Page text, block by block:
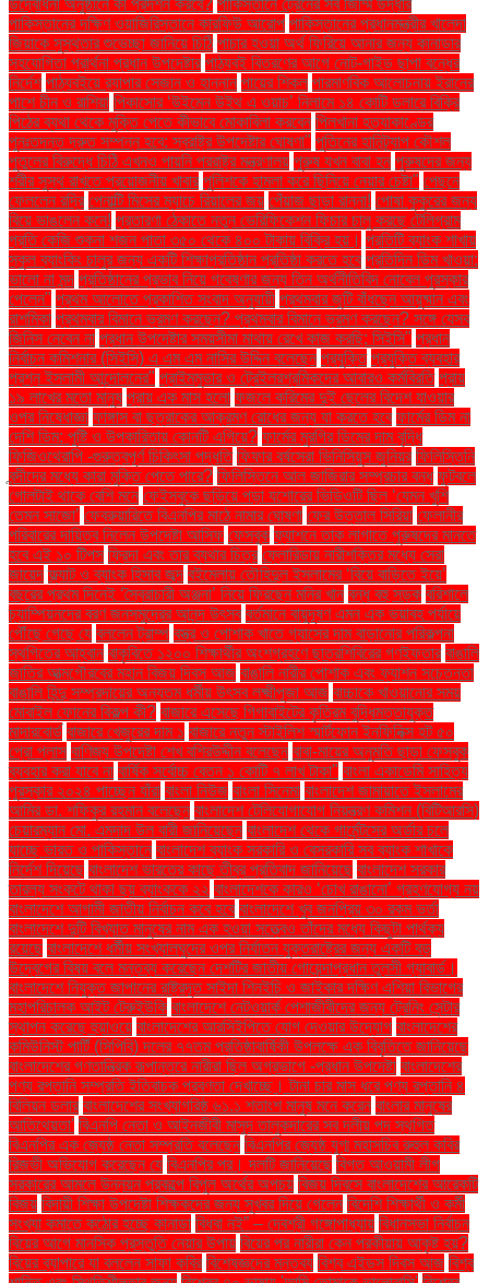
উদ্বোধনী অনুষ্ঠানে কী প্রদর্শন করবে? পাকিস্তানে ট্রেনের সব জিম্মি উদ্ধার
পাকিস্তানের দক্ষিণ ওয়াজিরিস্তানে কারফিউ আরোপ পাকিস্তানের প্রধানমন্ত্রীর খালেদা
জিয়াকে সুস্থতার শুভেচ্ছা জানিয়ে চিঠি পাচার হওয়া অর্থ ফিরিয়ে আনার জন্য কানাডার
সহযোগিতা প্রার্থনা প্রধান উপদেষ্টার পাঠ্যবই বিতরণের আগে নোট-গাইড ছাপা বন্ধের
নির্দেশ পাঠ্যবইয়ে র‍্যাপার সেজান ও হান্নান পায়ের শিকল পারমাণবিক আলোচনায় ইরানের
পাশে চীন ও রাশিয়া পিকাসোর ‘উইমেন উইথ এ ওয়াচ’ নিলামে ১৪ কোটি ডলারে বিক্রি
পিঠের ব্যথা থেকে মুক্তি পেতে কীভাবে মোকাবিলা করবেন পিলখানা হত্যাকাণ্ডের
পুনঃতদন্ত দ্রুত সম্পন্ন হবে: স্বরাষ্ট্র উপদেষ্টার ঘোষণা" পুতিনের হানিট্র্যাপ কৌশল
পুতুলের বিরুদ্ধে চিঠি এখনও পায়নি পররাষ্ট্র মন্ত্রণালয় পুরুষ যখন বাবা হন পুরুষদের জন্য
শরীর সুস্থ রাখতে প্রয়োজনীয় খাবার পুলিশকে হামলা করে ছিনিয়ে নেয়ার চেষ্টা" পেছনে
ফেললেন রদ্রি পেনাল্টি মিসের ম্যাচে রিয়ালের জয় পেঁয়াজ ছাড়া রান্না! পোষা কুকুরের জন্য
বিয়ে ভাঙলেন কনে! প্রতারণা ঠেকাতে নতুন ভেরিফিকেশন ফিচার চালু করছে টেলিগ্রাম
প্রতি কেজি শুকনা শজন পাতা ৩৫০ থেকে ৪০০ টাকায় বিক্রি হয়। প্রতিটি ব্যাংক শাখায়
স্কুল ব্যাংকিং চালুর জন্য একটি শিক্ষাপ্রতিষ্ঠান প্রতিষ্ঠা করতে হবে প্রতিদিন ডিম খাওয়া:
ভালো না মন্দ প্রতিষ্ঠানের প্রভাব নিয়ে গবেষণার জন্য তিন অর্থনীতিবিদ নোবেল পুরস্কার
পেলেন" প্রথম আলোতে প্রকাশিত সংবাদ অনুযায়ী প্রথমবার জুটি বাঁধছেন আয়ুষ্মান এবং
রাশমিকা প্রথমবার বিমানে ভ্রমণ করছেন? প্রথমবার বিমানে ভ্রমণ করছেন? সঙ্গে যেসব
জিনিস নেবেন না প্রধান উপদেষ্টার সময়সীমা মাথায় রেখে কাজ করছি: সিইসি" প্রধান
নির্বাচন কমিশনার (সিইসি) এ এম এম নাসির উদ্দিন বলেছেন প্রযুক্তি প্রযুক্তি ব্যবহার
প্রশ্ন ইসলামী আন্দোলনের" প্রাইমমুভার ও ট্রেইলরশ্রমিকদের আবারও কর্মবিরতি প্রায়
১৯ লাখের মতো মানুষ প্রায় এক মাস হলো ফজলে করিমের দুই ছেলের বিদেশ যাওয়ার
ওপর নিষেধাজ্ঞা ফাঙ্গাস বা ছত্রাকের আক্রমণ রোধের জন্য যা করতে হবে ফার্মের ডিম না
দেশি ডিম: পুষ্টি ও উপকারিতায় কোনটি এগিয়ে? ফার্মের মুরগির ডিমের দাম বৃদ্ধি
ফিজিওথেরাপি -গুরুত্বপূর্ণ চিকিৎসা পদ্ধতি ফিফার বর্ষসেরা ভিনিসিয়ুস জুনিয়র ফিলিস্তিনি
বন্দীদের মধ্যে কারা মুক্তি পেতে পারে? ফিলিস্তিনে আল জাজিরার সম্প্রচার বন্ধ ফুটবলে
গোলটাই থাকে বেশি মনে ফেইসবুকে ছড়িয়ে পড়া যশোরের ভিডিওটি ছিল ‘যেমন খুশি
তেমন সাজো’ ফেব্রুয়ারিতে বিএনপির মাঠে নামার ঘোষণা ফের উত্তাল সিরিয়া ফেলানীর
পরিবারের দায়িত্ব নিলেন উপদেষ্টা আসিফ ফেসবুক ফ্যাশনে তাক লাগাতে পুরুষদের মানতে
হবে এই ১০ টিপস ফ্রিদা এবং তার ব্যথার চিত্র ফ্লোরিডায় নারীশক্তির মধ্যে সেরা
জায়েদ ফ্ল্যাট ও ব্যাংক হিসাব জব্দ বইমেলায় তৌহিদুল ইসলামের ‘বিয়ে বাড়িতে ইয়ে’
বছরের প্রথম দিনেই ‘স্বৈরাচারী অঞ্জনা’ নিয়ে ফিরছেন মনির খান বন্ধ বহু সড়ক বরিশালে
চ্যাম্পিয়নদের বরণ জনসমুদ্রের আনন্দ উৎসব বর্তমানে বায়ুদূষণ এমন এক ভয়াবহ পর্যায়ে
পৌঁছে গেছে যে বললেন ট্রাম্প বস্ত্র ও পোশাক খাতে গ্যাসের দাম বাড়ানোর পরিকল্পনা
স্থগিতের আহ্বান বাকৃবিতে ১২০০ শিক্ষার্থীর অংশগ্রহণে ছাত্রশিবিরের গণইফতার বাঙালি
জাতির আত্মগৌরবের মহান বিজয় দিবস আজ বাঙালি নারীর পোশাক এবং ফ্যাশন সচেতনতা
বাঙালি হিন্দু সম্প্রদায়ের অন্যতম ধর্মীয় উৎসব লক্ষ্মীপূজা আজ বাচ্চাকে খাওয়ানোর সময়
মোবাইল ফোনের বিকল্প কী? বাজারে এসেছে গিগাবাইটের কৃত্রিম বুদ্ধিমত্তাযুক্ত
মাদারবোর্ড বাজারে খেজুরের দাম ১ বাজারে নতুন স্টাইলিশ স্মার্টফোন ইনফিনিক্স হট ৫০
প্রো প্লাস বাণিজ্য উপদেষ্টা শেখ বশিরউদ্দীন বলেছেন বাবা-মায়ের অনুমতি ছাড়া ফেসবুক
ব্যবহার করা যাবে না বার্ষিক সর্বোচ্চ বেতন ১ কোটি ৭ লাখ টাকা" বাংলা একাডেমি সাহিত্য
পুরস্কার ২০২৪ পাচ্ছেন যাঁরা বাংলা নিউজ বাংলা সিনেমা বাংলাদেশ জামায়াতে ইসলামের
আমির ডা. শফিকুর রহমান বলেছেন বাংলাদেশ টেলিযোগাযোগ নিয়ন্ত্রণ কমিশন (বিটিআরসি)
চেয়ারম্যান মো. এমদাদ উল বারী জানিয়েছেন বাংলাদেশ থেকে গার্মেন্টসের অর্ডার চলে
যাচ্ছে ভারত ও পাকিস্তানে বাংলাদেশ ব্যাংক সরকারি ও বেসরকারি সব ব্যাংক শাখাকে
নির্দেশ দিয়েছে বাংলাদেশ ভারতের কাছে তীব্র প্রতিবাদ জানিয়েছে বাংলাদেশ সরকার
তারল্য সংকটে থাকা ছয় ব্যাংককে ২২ বাংলাদেশকে কারও ‘চোখ রাঙানো’ গ্রহণযোগ্য নয়
বাংলাদেশে আগামী জাতীয় নির্বাচন কবে হবে বাংলাদেশে খুব জনপ্রিয় ৩০ রকম ভর্তা
বাংলাদেশে দুটি বিখ্যাত মানুষের নাম এক হওয়া সত্ত্বেও তাঁদের মধ্যে কিছুটা পার্থক্য
রয়েছে বাংলাদেশে ধর্মীয় সংখ্যালঘুদের ওপর নির্যাতন যুক্তরাষ্ট্রের জন্য একটি বড়
উদ্বেগের বিষয় বলে মন্তব্য করেছেন দেশটির জাতীয় গোয়েন্দাপ্রধান তুলসী গ্যাবার্ড।
বাংলাদেশে নিযুক্ত জাপানের রাষ্ট্রদূত সাইদা শিনইচি ও জাইকার দক্ষিণ এশিয়া বিভাগের
মহাপরিচালক আইট টেরুইউকি বাংলাদেশে নেটওয়ার্ক পেশাজীবীদের জন্য ট্রেনিং সেন্টার
স্থাপন করেছে হুয়াওয়ে বাংলাদেশের আরসিইপিতে যোগ দেওয়ার উদ্যোগ বাংলাদেশের
কমিউনিস্ট পার্টি (সিপিবি) দলের ৭৭তম প্রতিষ্ঠাবার্ষিকী উপলক্ষে এক বিবৃতিতে জানিয়েছে
বাংলাদেশের গণতান্ত্রিক রূপান্তরে নারীরা ছিল অগ্রভাগে -প্রধান উপদেষ্টা বাংলাদেশের
পণ্য রপ্তানি সম্প্রতি ইতিবাচক প্রবণতা দেখাচ্ছে। টানা চার মাস ধরে পণ্য রপ্তানি ৪
বিলিয়ন ডলার বাংলাদেশের সংখ্যাগরিষ্ঠ ৬১.১ শতাংশ মানুষ মনে করেন বাংলার মানুষের
আতিথেয়তা' বিএনপি নেতা ও আইনজীবী মাসুদ তালুকদারের সব দলীয় পদ স্থগিত
বিএনপির এক জ্যেষ্ঠ নেতা সম্প্রতি বলেছেন বিএনপির জ্যেষ্ঠ যুগ্ম মহাসচিব রুহুল কবির
রিজভী অভিযোগ করেছেন যে বিএনপির পর। দলটি জানিয়েছে বিগত আওয়ামী লীগ
সরকারের আমলে উন্নয়ন প্রকল্পে বিপুল অর্থের অপচয় বিজয় দিবসে বাংলাদেশের আরেকটি
বিজয় বিদায়ী শিক্ষা উপদেষ্টা শিক্ষকদের জন্য সুখবর দিয়ে গেলেন বিদেশি শিক্ষার্থী ও কর্মী
সংখ্যা কমাতে কঠোর হচ্ছে কানাডা বিধবা নই” – দেবশ্রী গঙ্গোপাধ্যায় বিধানসভা নির্বাচন
বিয়ের আগে মানসিক প্রস্তুতি নেয়ার উপায় বিয়ের পর নারীরা কেন পরকীয়ায় আকৃষ্ট হয়?
বিয়ের ব্যাপারে যা বললেন সাফা কবির বিশেষজ্ঞদের মন্তব্য বিশ্ব এইডস দিবস আজ বিশ্ব